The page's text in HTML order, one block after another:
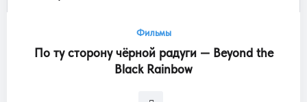
Фильмы
По ту сторону чёрной радуги — Beyond the
Black Rainbow